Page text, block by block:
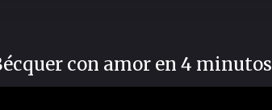
con amor en 4 minutos